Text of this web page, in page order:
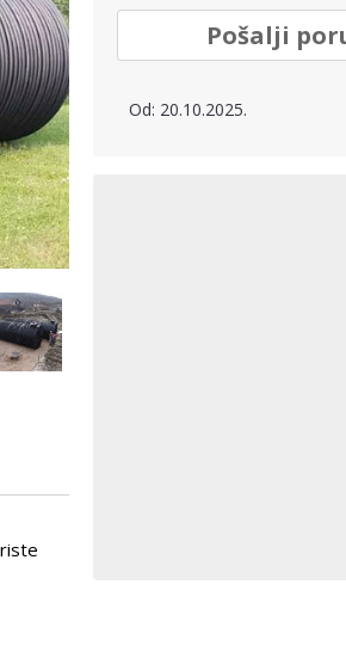
Pošalji
Od: 20.10.2025.